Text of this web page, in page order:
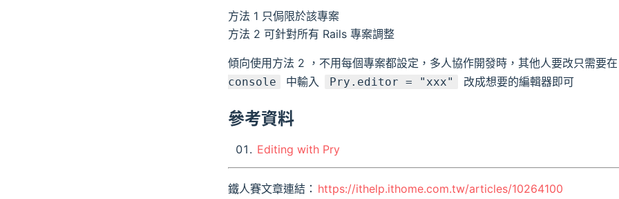
方法 1 只侷限於該專案
方法 2 可針對所有 Rails 專案調整
傾向使用方法 2 ，不用每個專案都設定，多人協作開發時，其他人要改只需要在
console
中輸入 Pry.editor = "xxx" 改成想要的編輯器即可
參考資料
Editing with Pry
鐵人賽文章連結： https://ithelp.ithome.com.tw/articles/10264100